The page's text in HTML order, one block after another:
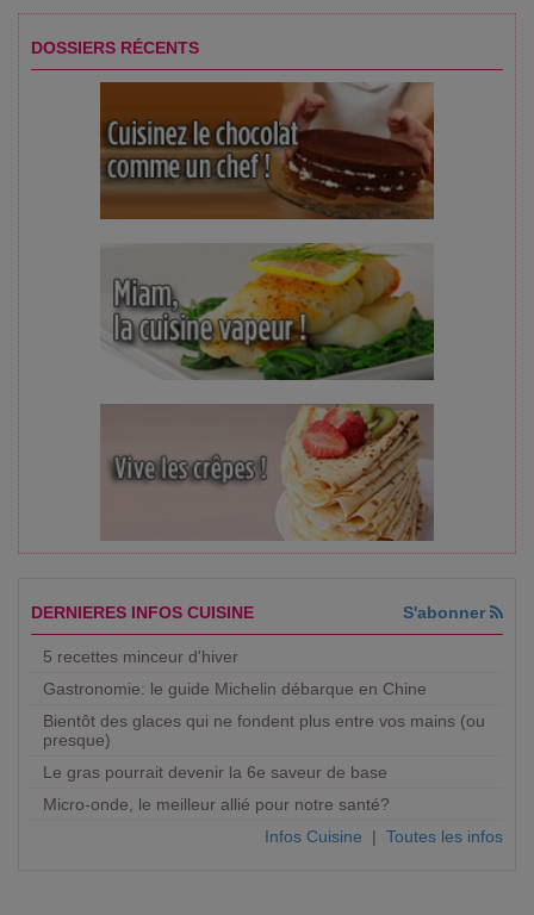
DOSSIERS RÉCENTS
DERNIERES INFOS CUISINE S'abonner
5 recettes minceur d'hiver
Gastronomie: le guide Michelin débarque en Chine
Bientôt des glaces qui ne fondent plus entre vos mains (ou
presque)
Le gras pourrait devenir la 6e saveur de base
Micro-onde, le meilleur allié pour notre santé?
Infos Cuisine | Toutes les infos